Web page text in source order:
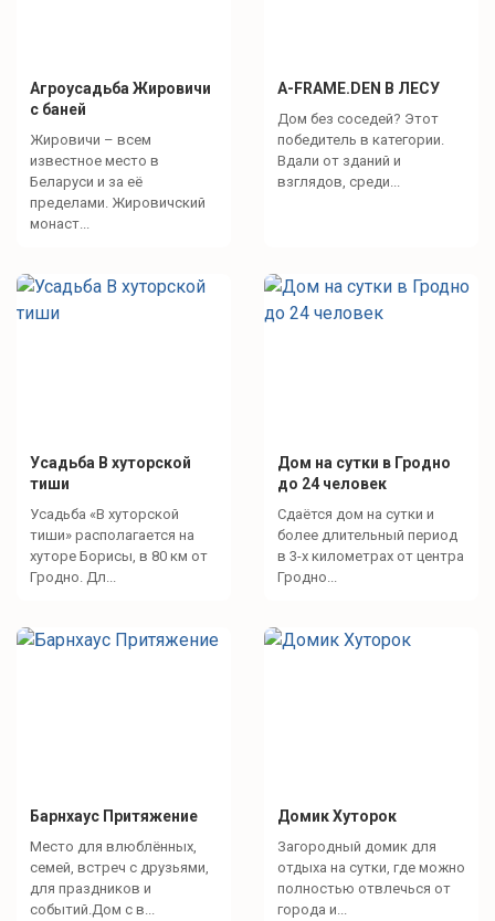
Агроусадьба Жировичи
с баней
Жировичи – всем
известное место в
Беларуси и за её
пределами. Жировичский
монаст...
A-FRAME.DEN В ЛЕСУ
Дом без соседей? Этот
победитель в категории.
Вдали от зданий и
взглядов, среди...
Усадьба В хуторской
тиши
Усадьба «В хуторской
тиши» располагается на
хуторе Борисы, в 80 км от
Гродно. Дл...
Дом на сутки в Гродно
до 24 человек
Сдаётся дом на сутки и
более длительный период
в 3-х километрах от центра
Гродно...
Барнхаус Притяжение
Место для влюблённых,
семей, встреч с друзьями,
для праздников и
событий.Дом с в...
Домик Хуторок
Загородный домик для
отдыха на сутки, где можно
полностью отвлечься от
города и...